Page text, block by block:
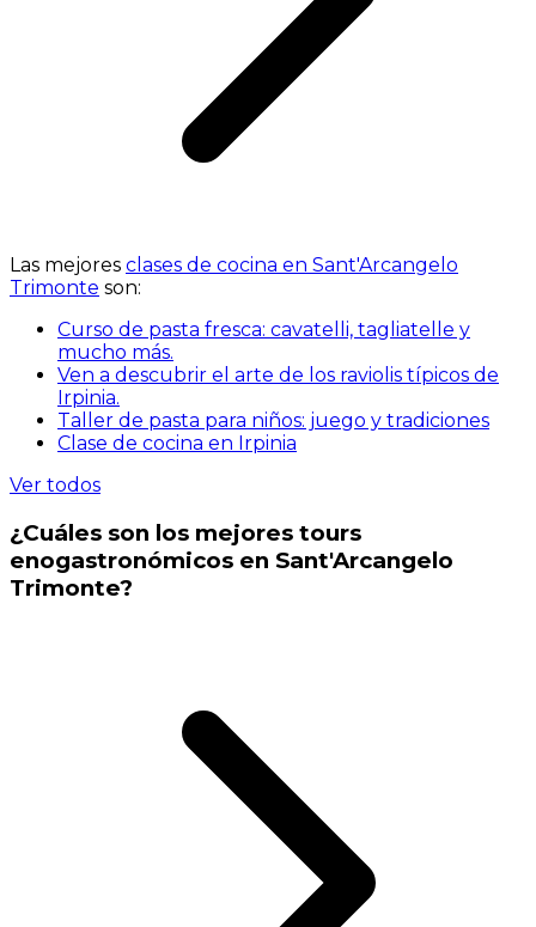
Las mejores clases de cocina en Sant'Arcangelo
Trimonte son:
Curso de pasta fresca: cavatelli, tagliatelle y
mucho más.
Ven a descubrir el arte de los raviolis típicos de
Irpinia.
Taller de pasta para niños: juego y tradiciones
Clase de cocina en Irpinia
Ver todos
¿Cuáles son los mejores tours
enogastronómicos en Sant'Arcangelo
Trimonte?